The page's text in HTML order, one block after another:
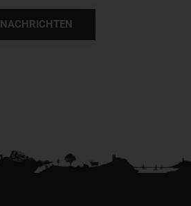
NACHRICHTEN